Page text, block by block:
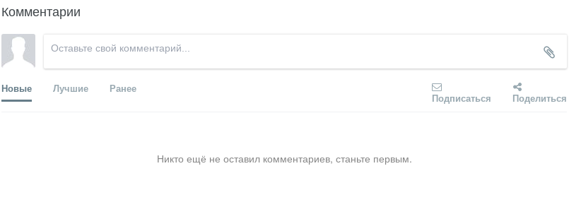
Комментарии
Новые Лучшие Ранее
Подписаться Поделиться
Никто ещё не оставил комментариев, станьте первым.